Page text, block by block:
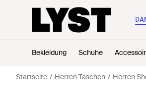
Bekleidung Schuhe
Startseite Herren Taschen Herren